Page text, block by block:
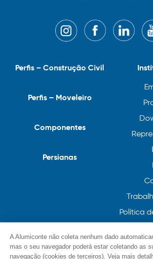
Política
Perfis – Construção Civil
Perfis – Moveleiro
Componentes
Persianas
A Alumiconte não coleta nenhum dado
mas o seu navegador poderá estar coletando as
navegação (cookies de terceiros). Veja mais